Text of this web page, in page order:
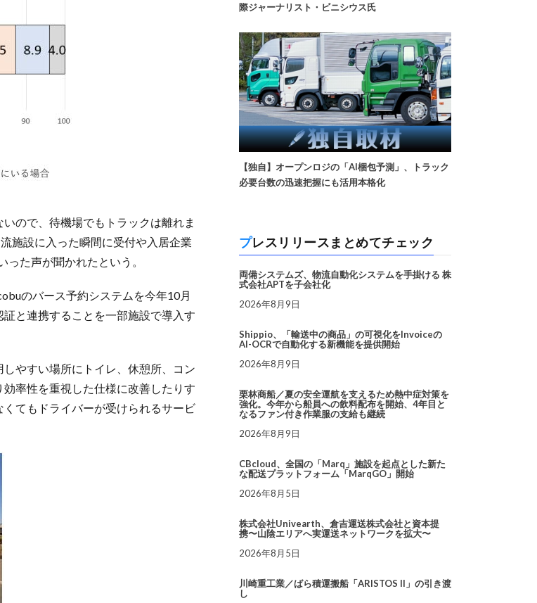
ので、待機場でもトラックは離れま
施設に入った瞬間に受付や入居企業
た声が聞かれたという。
のバース予約システムを今年10月
と連携することを一部施設で導入す
やすい場所にトイレ、休憩所、コン
率性を重視した仕様に改善したりす
てもドライバーが受けられるサービ
際ジャーナリスト・ビニシウス氏
【独自】オープンロジの「AI梱包予測」、トラック
必要台数の迅速把握にも活用本格化
プレスリリースまとめてチェック
両備システムズ、物流自動化システムを手掛ける 株
式会社APTを子会社化
2026年8月9日
Shippio、「輸送中の商品」の可視化をInvoiceの
AI-OCRで自動化する新機能を提供開始
2026年8月9日
栗林商船／夏の安全運航を支えるため熱中症対策を
強化。今年から船員への飲料配布を開始、4年目と
なるファン付き作業服の支給も継続
2026年8月9日
CBcloud、全国の「Marq」施設を起点とした新た
な配送プラットフォーム「MarqGO」開始
2026年8月5日
株式会社Univearth、倉吉運送株式会社と資本提
携〜山陰エリアへ実運送ネットワークを拡大〜
2026年8月5日
川崎重工業／ばら積運搬船「ARISTOS II」の引き渡
し